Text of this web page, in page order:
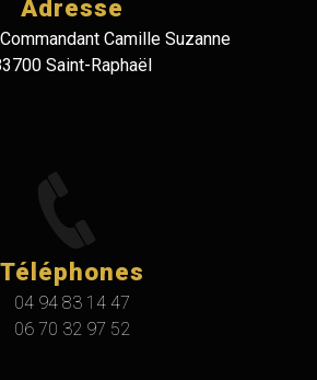
Adresse
Camille Suzanne
Saint-Raphaël
Téléphones
04 94 83 14 47
06 70 32 97 52